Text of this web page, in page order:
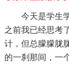
今天是学生
之前我已经思考
计，但总朦朦胧
的一刹那间，一